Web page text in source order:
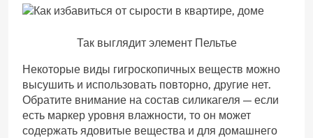
Так выглядит элемент Пельтье
Некоторые виды гигроскопичных веществ можно
высушить и использовать повторно, другие нет.
Обратите внимание на состав силикагеля — если
есть маркер уровня влажности, то он может
содержать ядовитые вещества и для домашнего